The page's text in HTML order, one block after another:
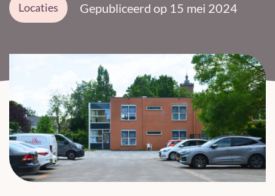
Locaties Gepubliceerd op 15 mei 2024